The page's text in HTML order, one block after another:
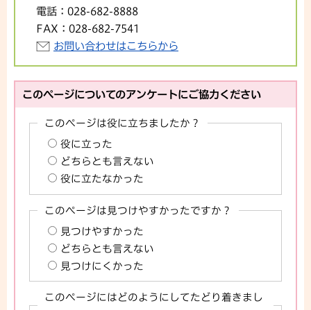
電話： 028-682-8888
FAX： 028-682-7541
お問い合わせはこちらから
このページについてのアンケートにご協力ください
このページは役に立ちましたか？
役に立った
どちらとも言えない
役に立たなかった
このページは見つけやすかったですか？
見つけやすかった
どちらとも言えない
見つけにくかった
このページにはどのようにしてたどり着きまし